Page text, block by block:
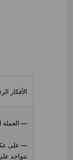
الأفكار
— العملة
— على عكس
تتواجد